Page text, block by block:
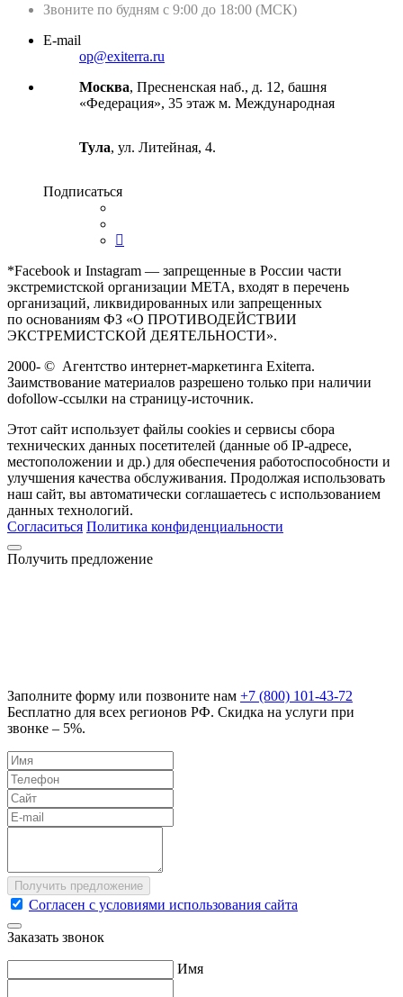
Звоните по будням с 9:00 до 18:00 (МСК)
E-mail
op@exiterra.ru
Москва, Пресненская наб., д. 12, башня
«Федерация», 35 этаж м. Международная
Тула, ул. Литейная, 4.
Подписаться
*Facebook и Instagram — запрещенные в России части
экстремистской организации META, входят в перечень
организаций, ликвидированных или запрещенных
по основаниям ФЗ «О ПРОТИВОДЕЙСТВИИ
ЭКСТРЕМИСТСКОЙ ДЕЯТЕЛЬНОСТИ».
2000- © Агентство интернет-маркетинга Exiterra.
Заимствование материалов разрешено только при наличии
dofollow-ссылки на страницу-источник.
Этот сайт использует файлы cookies и сервисы сбора
технических данных посетителей (данные об IP-адресе,
местоположении и др.) для обеспечения работоспособности и
улучшения качества обслуживания. Продолжая использовать
наш сайт, вы автоматически соглашаетесь с использованием
данных технологий.
Согласиться Политика конфиденциальности
Получить предложение
Заполните форму или позвоните нам +7 (800) 101-43-72
Бесплатно для всех регионов РФ. Скидка на услуги при
звонке – 5%.
Согласен с условиями использования сайта
Заказать звонок
Имя